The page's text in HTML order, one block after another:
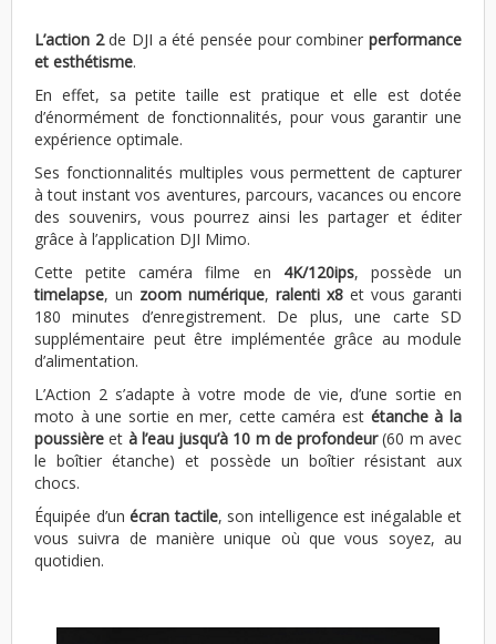
L’action 2de DJI a été pensée pour combinerperformance
et esthétisme.
En effet, sa petite taille est pratique et elle est dotée
d’énormément de fonctionnalités, pour vous garantir une
expérience optimale.
Ses fonctionnalités multiples vous permettent de capturer
à tout instant vos aventures, parcours, vacances ou encore
des souvenirs, vous pourrez ainsi les partager et éditer
grâce à l’application DJI Mimo.
Cette petite caméra filme en 4K/120ips, possède un
timelapse, un zoom numérique, ralenti x8 et vous garanti
180 minutes d’enregistrement. De plus, une carte SD
supplémentaire peut être implémentée grâce au module
d’alimentation.
L’Action 2 s’adapte à votre mode de vie, d’une sortie en
moto à une sortie en mer, cette caméra est étanche à la
poussière et à l’eau jusqu’à 10 m de profondeur(60 m avec
le boîtier étanche) et possède un boîtier résistant aux
chocs.
Équipée d’un écran tactile, son intelligence est inégalable et
vous suivra de manière unique où que vous soyez, au
quotidien.